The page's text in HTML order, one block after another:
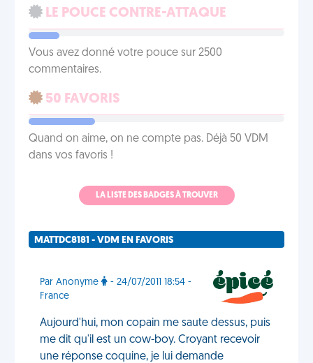
LE POUCE CONTRE-ATTAQUE
Vous avez donné votre pouce sur 2500
commentaires.
50 FAVORIS
Quand on aime, on ne compte pas. Déjà 50 VDM
dans vos favoris !
LA LISTE DES BADGES À TROUVER
MATTDC8181 - VDM EN FAVORIS
Par Anonyme
- 24/07/2011 18:54 -
France
Aujourd'hui, mon copain me saute dessus, puis
me dit qu'il est un cow-boy. Croyant recevoir
une réponse coquine, je lui demande